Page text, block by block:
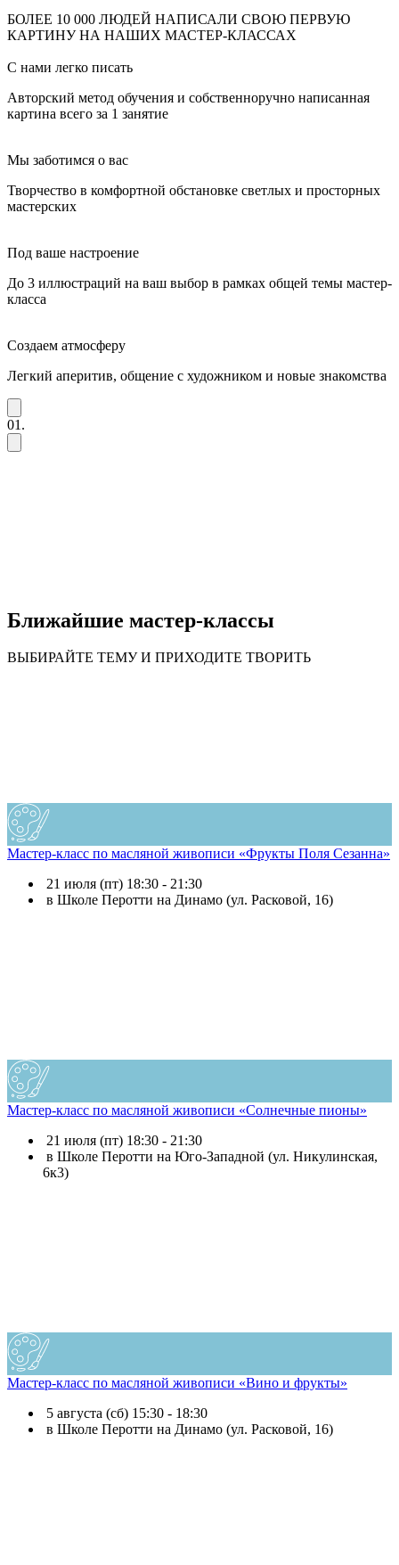
БОЛЕЕ 10 000 ЛЮДЕЙ НАПИСАЛИ СВОЮ ПЕРВУЮ
КАРТИНУ НА НАШИХ МАСТЕР-КЛАССАХ
С нами легко писать
Авторский метод обучения и собственноручно написанная
картина всего за 1 занятие
Мы заботимся о вас
Творчество в комфортной обстановке светлых и просторных
мастерских
Под ваше настроение
До 3 иллюстраций на ваш выбор в рамках общей темы мастер-
класса
Создаем атмосферу
Легкий аперитив, общение с художником и новые знакомства
01.
Ближайшие мастер-классы
ВЫБИРАЙТЕ ТЕМУ И ПРИХОДИТЕ ТВОРИТЬ
Мастер-класс по масляной живописи «Фрукты Поля Сезанна»
21 июля (пт) 18:30 - 21:30
в Школе Перотти на Динамо (ул. Расковой, 16)
Мастер-класс по масляной живописи «Солнечные пионы»
21 июля (пт) 18:30 - 21:30
в Школе Перотти на Юго-Западной (ул. Никулинская,
6к3)
Мастер-класс по масляной живописи «Вино и фрукты»
5 августа (сб) 15:30 - 18:30
в Школе Перотти на Динамо (ул. Расковой, 16)